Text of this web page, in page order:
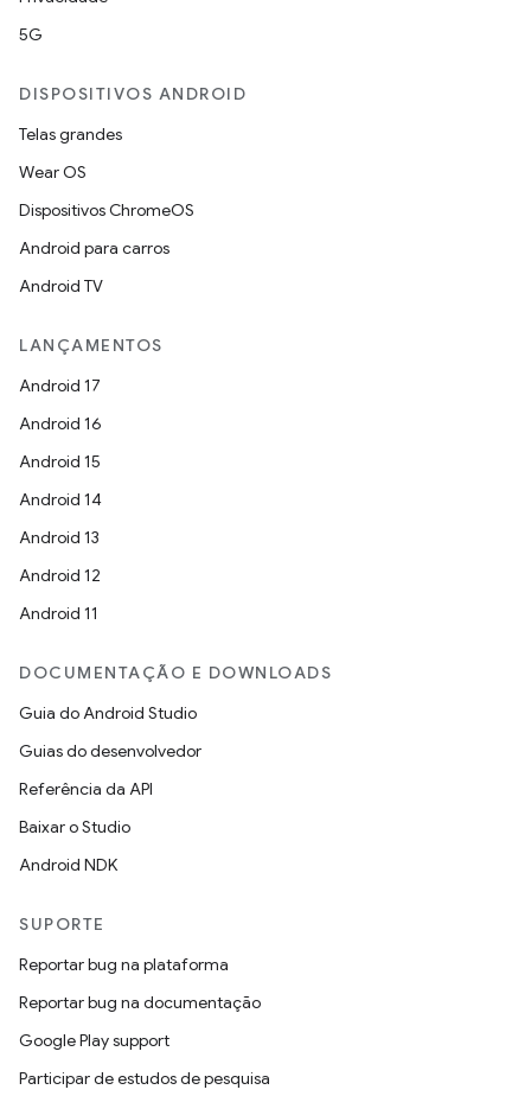
5G
DISPOSITIVOS ANDROID
Telas grandes
Wear OS
Dispositivos ChromeOS
Android para carros
Android TV
LANÇAMENTOS
Android 17
Android 16
Android 15
Android 14
Android 13
Android 12
Android 11
DOCUMENTAÇÃO E DOWNLOADS
Guia do Android Studio
Guias do desenvolvedor
Referência da API
Baixar o Studio
Android NDK
SUPORTE
Reportar bug na plataforma
Reportar bug na documentação
Google Play support
Participar de estudos de pesquisa